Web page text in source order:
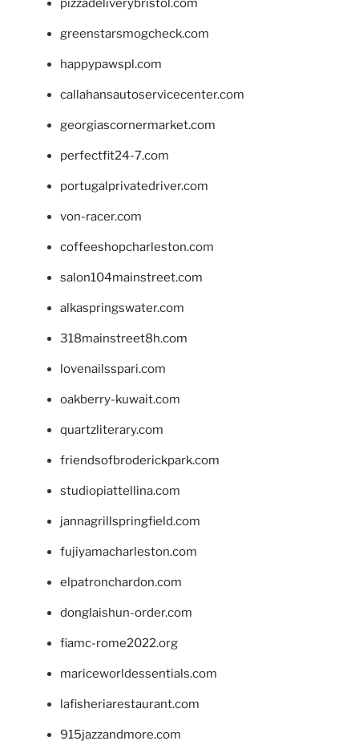
pizzadeliverybristol.com
greenstarsmogcheck.com
happypawspl.com
callahansautoservicecenter.com
georgiascornermarket.com
perfectfit24-7.com
portugalprivatedriver.com
von-racer.com
coffeeshopcharleston.com
salon104mainstreet.com
alkaspringswater.com
318mainstreet8h.com
lovenailsspari.com
oakberry-kuwait.com
quartzliterary.com
friendsofbroderickpark.com
studiopiattellina.com
jannagrillspringfield.com
fujiyamacharleston.com
elpatronchardon.com
donglaishun-order.com
fiamc-rome2022.org
mariceworldessentials.com
lafisheriarestaurant.com
915jazzandmore.com